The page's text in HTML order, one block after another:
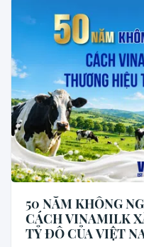
50 NĂM KHÔNG
CÁCH VINAMILK
TỶ ĐÔ CỦA VIỆT